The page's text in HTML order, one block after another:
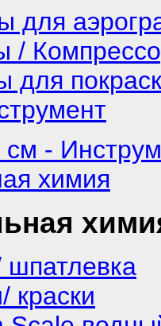
для
/
для
см -
химия
шпатлевка
краски